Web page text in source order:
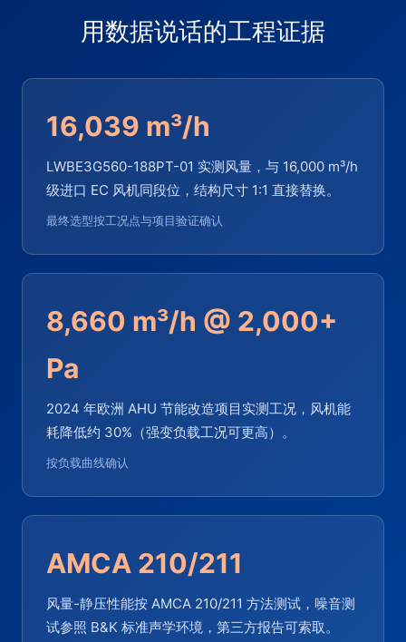
用数据说话的工程证据
16,039 m³/h
LWBE3G560-188PT-01 实测风量，与 16,000 m³/h
级进口 EC 风机同段位，结构尺寸 1:1 直接替换。
最终选型按工况点与项目验证确认
8,660 m³/h @ 2,000+
Pa
2024 年欧洲 AHU 节能改造项目实测工况，风机能
耗降低约 30%（强变负载工况可更高）。
按负载曲线确认
AMCA 210/211
风量-静压性能按 AMCA 210/211 方法测试，噪音测
试参照 B&K 标准声学环境，第三方报告可索取。